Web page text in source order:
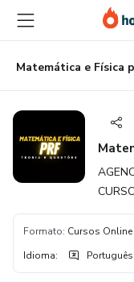
para
conteúdo
principal
para
pagamento
para
rodapé
Formato: Cursos
Idioma: Português